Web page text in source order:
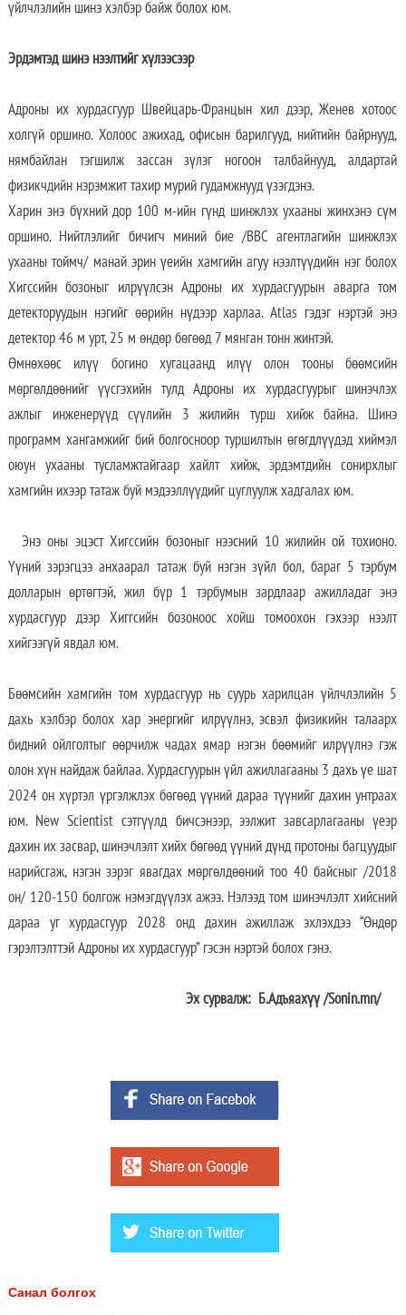
үйлчлэлийн шинэ хэлбэр байж болох юм.
Эрдэмтэд шинэ нээлтийг хүлээсээр
Адроны их хурдасгуур Швейцарь-Францын хил дээр, Женев хотоос
холгүй оршино. Холоос ажихад, офисын барилгууд, нийтийн байрнууд,
нямбайлан тэгшилж зассан зүлэг ногоон талбайнууд, алдартай
физикчдийн нэрэмжит тахир мурий гудамжнууд үзэгдэнэ.
Харин энэ бүхний дор 100 м-ийн гүнд шинжлэх ухааны жинхэнэ сүм
оршино. Нийтлэлийг бичигч миний бие /ВВС агентлагийн шинжлэх
ухааны тоймч/ манай эрин үеийн хамгийн агуу нээлтүүдийн нэг болох
Хигссийн бозоныг илрүүлсэн Адроны их хурдасгуурын аварга том
детекторуудын нэгийг өөрийн нүдээр харлаа. Atlas гэдэг нэртэй энэ
детектор 46 м урт, 25 м өндөр бөгөөд 7 мянган тонн жинтэй.
Өмнөхөөс илүү богино хугацаанд илүү олон тооны бөөмсийн
мөргөлдөөнийг үүсгэхийн тулд Адроны их хурдасгуурыг шинэчлэх
ажлыг инженерүүд сүүлийн 3 жилийн турш хийж байна. Шинэ
программ хангамжийг бий болгосноор туршилтын өгөгдлүүдэд хиймэл
оюун ухааны тусламжтайгаар хайлт хийж, эрдэмтдийн сонирхлыг
хамгийн ихээр татаж буй мэдээллүүдийг цуглуулж хадгалах юм.
Энэ оны эцэст Хигссийн бозоныг нээсний 10 жилийн ой тохионо.
Үүний зэрэгцээ анхаарал татаж буй нэгэн зүйл бол, бараг 5 тэрбум
долларын өртөгтэй, жил бүр 1 тэрбумын зардлаар ажилладаг энэ
хурдасгуур дээр Хиггсийн бозоноос хойш томоохон гэхээр нээлт
хийгээгүй явдал юм.
Бөөмсийн хамгийн том хурдасгуур нь суурь харилцан үйлчлэлийн 5
дахь хэлбэр болох хар энергийг илрүүлнэ, эсвэл физикийн талаарх
бидний ойлголтыг өөрчилж чадах ямар нэгэн бөөмийг илрүүлнэ гэж
олон хүн найдаж байлаа. Хурдасгуурын үйл ажиллагааны 3 дахь үе шат
2024 он хүртэл үргэлжлэх бөгөөд үүний дараа түүнийг дахин унтраах
юм. New Scientist сэтгүүлд бичсэнээр, ээлжит завсарлагааны үеэр
дахин их засвар, шинэчлэлт хийх бөгөөд үүний дүнд протоны багцуудыг
нарийсгаж, нэгэн зэрэг явагдах мөргөлдөөний тоо 40 байсныг /2018
он/ 120-150 болгож нэмэгдүүлэх ажээ. Нэлээд том шинэчлэлт хийсний
дараа уг хурдасгуур 2028 онд дахин ажиллаж эхлэхдээ “Өндөр
гэрэлтэлттэй Адроны их хурдасгуур” гэсэн нэртэй болох гэнэ.
Эх сурвалж: Б.Адъяахүү /Sonin.mn/
Санал болгох